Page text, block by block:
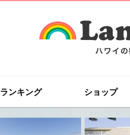
ランキング ショップ